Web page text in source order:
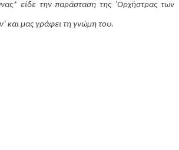
είδε την παράσταση της ‘Ορχήστρας των
και μας γράφει τη γνώμη του.